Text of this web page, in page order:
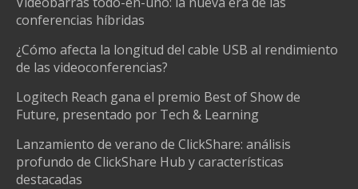
conferencias híbridas
¿Cómo afecta la longitud del cable USB al rendimiento
de las videoconferencias?
Logitech Reach gana el premio Best of Show de
Future, presentado por Tech & Learning
Lanzamiento de verano de ClickShare: análisis
profundo de ClickShare Hub y características
destacadas